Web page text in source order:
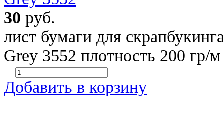
30 руб.
лист бумаги для
Grey 3552 плотность 200 гр/м
Добавить в корзину